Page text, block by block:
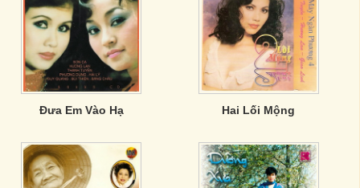
Đưa Em Vào Hạ Hai Lối Mộng